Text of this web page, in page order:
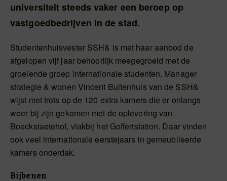
universiteit steeds vaker een beroep op
vastgoedbedrijven in de stad.
Studentenhuisvester SSH& is met haar aanbod de
afgelopen vijf jaar behoorlijk meegegroeid met de
groeiende groep internationale studenten. Manager
strategie & wonen Vincent Buitenhuis van de SSH&
wijst met trots op de 120 extra kamers die er onlangs
weer bij zijn gekomen met de oplevering van
Boeckstaetehof, vlakbij het Goffertstation. Daar vinden
ook veel internationale eerstejaars in gemeubileerde
kamers onderdak.
Bijbenen